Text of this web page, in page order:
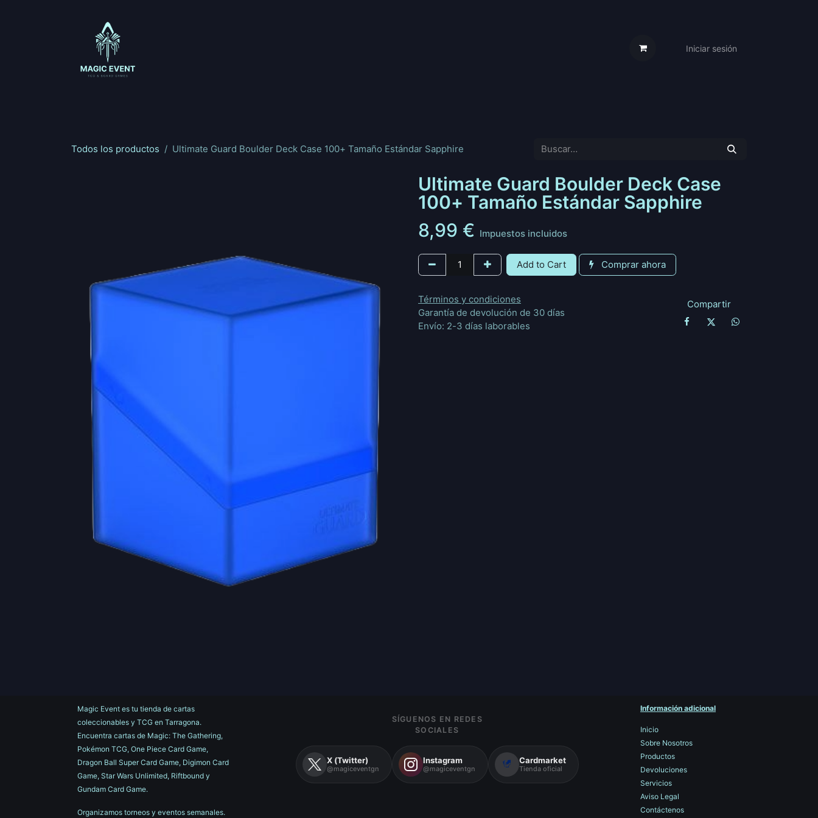
Iniciar sesión
Todos los productos Ultimate Guard Boulder Deck Case 100+ Tamaño Estándar Sapphire
Ultimate Guard Boulder Deck Case
100+ Tamaño Estándar Sapphire
8,99 € Impuestos incluidos
Add to Cart Comprar ahora
Términos y condiciones
Garantía de devolución de 30 días
Envío: 2-3 días laborables
Compartir
Magic Event es tu tienda de cartas
coleccionables y TCG en Tarragona.
Encuentra cartas de Magic: The Gathering,
Pokémon TCG, One Piece Card Game,
Dragon Ball Super Card Game, Digimon Card
Game, Star Wars Unlimited, Riftbound y
Gundam Card Game.
Organizamos torneos y eventos semanales.
SÍGUENOS EN REDES
SOCIALES
X (Twitter)
@magiceventgn
Instagram
@magiceventgn
Cardmarket
Tienda oficial
Información adicional
Inicio
Sobre Nosotros
Productos
Devoluciones
Servicios
Aviso Legal
Contáctenos